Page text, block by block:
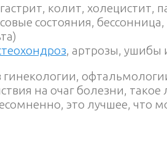
колит, холецистит,
состояния,
, артрозы, ушибы
на очаг болезни,
это лучшее, что